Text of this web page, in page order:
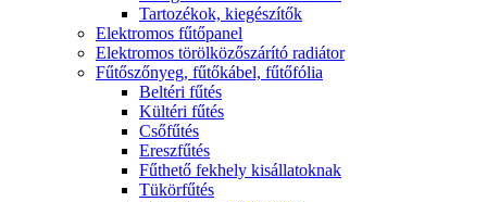
Tartozékok, kiegészítők
Elektromos fűtőpanel
Elektromos törölközőszárító radiátor
Fűtőszőnyeg, fűtőkábel, fűtőfólia
Beltéri fűtés
Kültéri fűtés
Csőfűtés
Ereszfűtés
Fűthető fekhely kisállatoknak
Tükörfűtés